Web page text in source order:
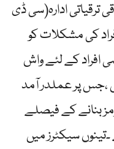
ترقیاتی ادارہ(سی ڈی
کی مشکلات کو
افراد کے لئے واش
،جس پر عملدر آمد
بنانے کے فیصلے
سیکٹرز میں